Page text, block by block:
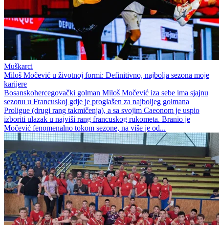
Muškarci
Miloš Močević u životnoj formi: Definitivno, najbolja sezona moje
karijere
Bosanskohercegovački golman Miloš Močević iza sebe ima sjajnu
sezonu u Francuskoj gdje je proglašen za najboljeg golmana
Proligue (drugi rang takmičenja), a sa svojim Caeonom je uspio
izboriti ulazak u najviši rang francuskog rukometa. Branio je
Močević fenomenalno tokom sezone, na više je od...